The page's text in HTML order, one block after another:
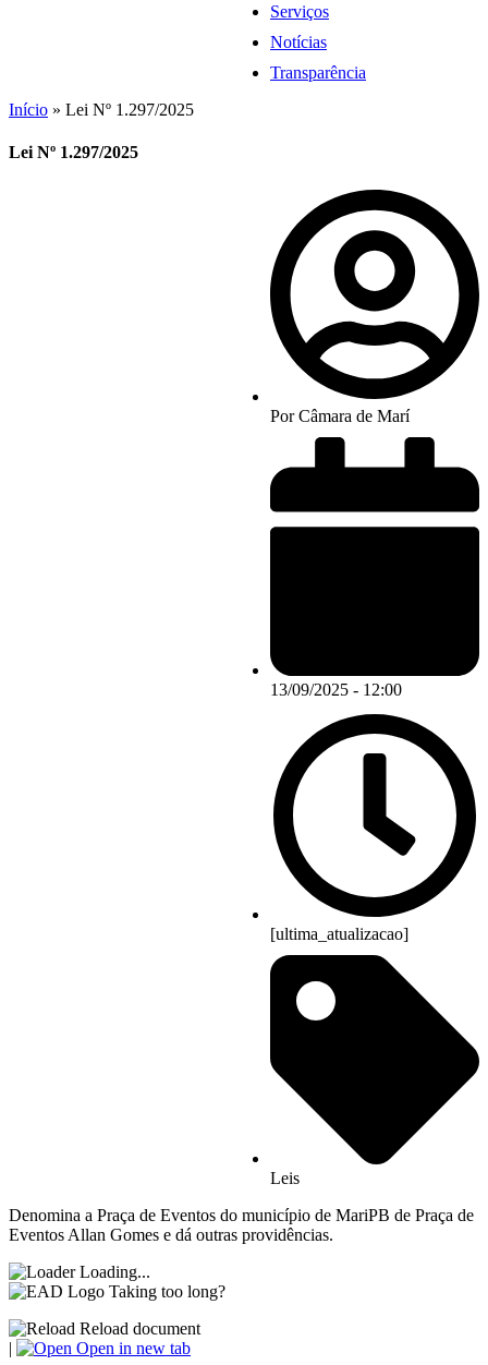
Serviços
Notícias
Transparência
Início » Lei Nº 1.297/2025
Lei Nº 1.297/2025
PorCâmara de Marí
13/09/2025 - 12:00
[ultima_atualizacao]
Leis
Denomina a Praça de Eventos do município de MariPB de Praça de
Eventos Allan Gomes e dá outras providências.
Loading...
Taking too long?
Reload document
|
Open in new tab